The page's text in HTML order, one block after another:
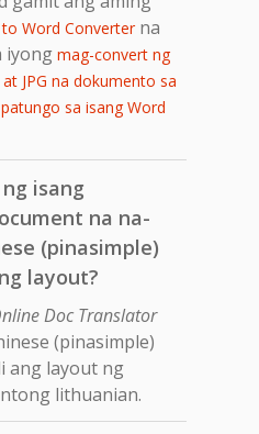
to Word Converterna
iyong mag-convert ng
JPG na dokumento sa
sa isang Word
isang
na na-
(pinasimple)
layout?
Doc Translator
(pinasimple)
ang layout ng
lithuanian.